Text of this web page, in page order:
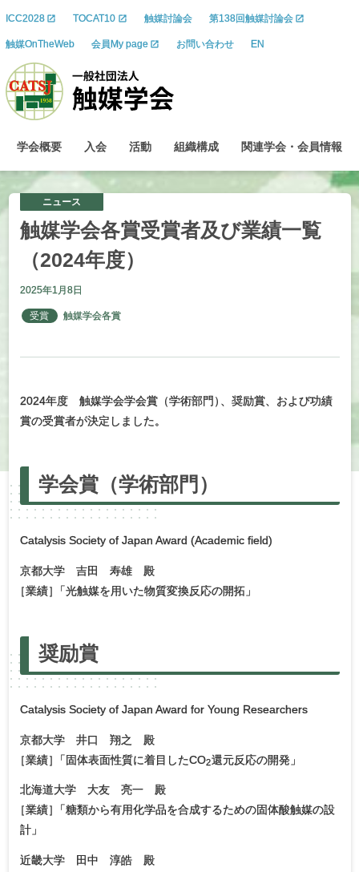
ICC2028 TOCAT10 触媒討論会 第138回触媒討論会
触媒OnTheWeb 会員My page お問い合わせ EN
学会概要 入会 活動 組織構成 関連学会 ・ 会員情報
ニュース
触媒学会各賞受賞者及び業績一覧
（2024年度）
2025年1月8日
受賞 触媒学会各賞
2024年度 触媒学会学会賞（学術部門 ） 、奨励賞、および功績
賞の受賞者が決定しました。
学会賞 （学術部門）
Catalysis Society of Japan Award (Academic field)
京都大学 吉田 寿雄 殿
［業績］ 「光触媒を用いた物質変換反応の開拓」
奨励賞
Catalysis Society of Japan Award for Young Researchers
京都⼤学 井口 翔之 殿
［業績］ 「固体表面性質に着目したCO2還元反応の開発」
北海道大学 大友 亮一 殿
［業績］
「糖類から有用化学品を合成するための固体酸触媒の設
計」
近畿⼤学 田中 淳皓 殿